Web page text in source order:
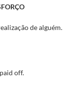
de alguém.
off.